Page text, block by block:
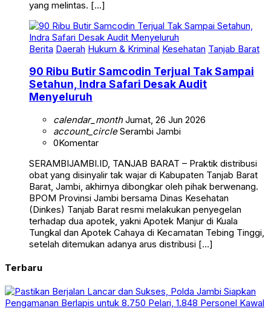
Berita Daerah Hukum & Kriminal Kesehatan
Setahun, Indra Safari Desak Audit
Menyeluruh
account_circleSerambi Jambi
0Komentar
obat yang disinyalir tak wajar di Kabupaten Tanjab Barat
Barat, Jambi, akhirnya dibongkar oleh pihak berwenang.
BPOM Provinsi Jambi bersama Dinas Kesehatan
(Dinkes) Tanjab Barat resmi melakukan penyegelan
terhadap dua apotek, yakni Apotek Manjur di Kuala
Tungkal dan Apotek Cahaya di Kecamatan Tebing Tinggi,
setelah ditemukan adanya arus distribusi […]